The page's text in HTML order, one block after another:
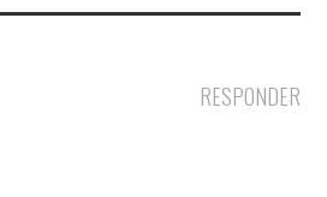
RESPONDER